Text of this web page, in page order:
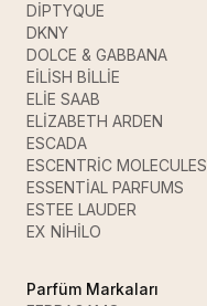
DİPTYQUE
DKNY
DOLCE & GABBANA
EİLİSH BİLLİE
ELİE SAAB
ELİZABETH ARDEN
ESCADA
ESCENTRİC MOLECULES
ESSENTİAL PARFUMS
ESTEE LAUDER
EX NİHİLO
Parfüm Markaları